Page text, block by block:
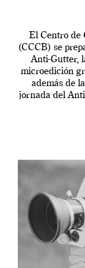
El Centro de
(CCCB) se
Anti-Gutter,
microedición
además de
jornada del